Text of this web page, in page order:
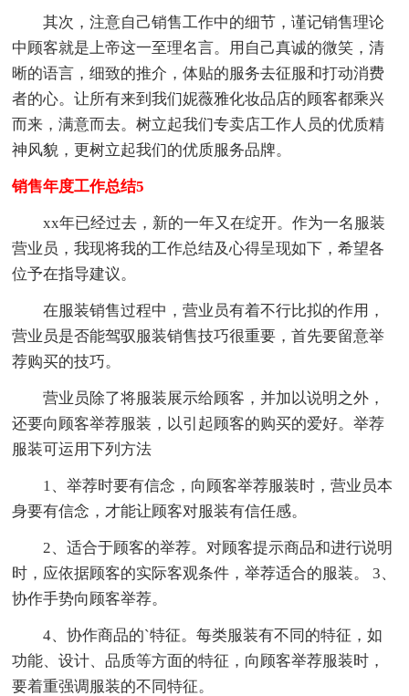
其次，注意自己销售工作中的细节，谨记销售理论
中顾客就是上帝这一至理名言。用自己真诚的微笑，清
晰的语言，细致的推介，体贴的服务去征服和打动消费
者的心。让所有来到我们妮薇雅化妆品店的顾客都乘兴
而来，满意而去。树立起我们专卖店工作人员的优质精
神风貌，更树立起我们的优质服务品牌。
销售年度工作总结5
xx年已经过去，新的一年又在绽开。作为一名服装
营业员，我现将我的工作总结及心得呈现如下，希望各
位予在指导建议。
在服装销售过程中，营业员有着不行比拟的作用，
营业员是否能驾驭服装销售技巧很重要，首先要留意举
荐购买的技巧。
营业员除了将服装展示给顾客，并加以说明之外，
还要向顾客举荐服装，以引起顾客的购买的爱好。举荐
服装可运用下列方法
1、举荐时要有信念，向顾客举荐服装时，营业员本
身要有信念，才能让顾客对服装有信任感。
2、适合于顾客的举荐。对顾客提示商品和进行说明
时，应依据顾客的实际客观条件，举荐适合的服装。 3、
协作手势向顾客举荐。
4、协作商品的`特征。每类服装有不同的特征，如
功能、设计、品质等方面的特征，向顾客举荐服装时，
要着重强调服装的不同特征。